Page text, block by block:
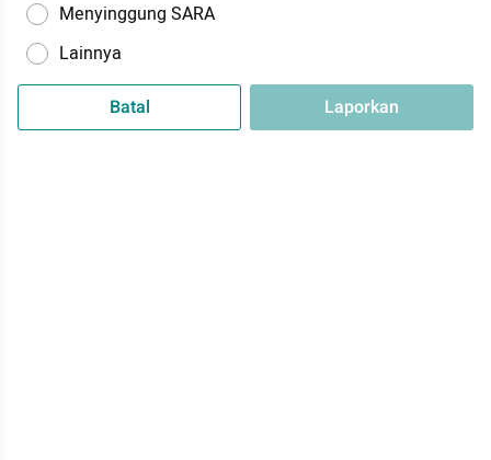
Menyinggung SARA
Lainnya
Batal Laporkan